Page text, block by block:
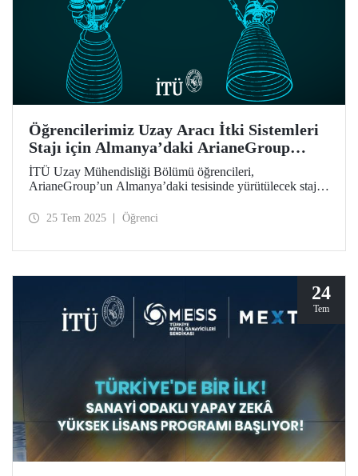
Öğrencilerimiz Uzay Aracı İtki Sistemleri
Stajı için Almanya’daki ArianeGroup
Tesisinde
İTÜ Uzay Mühendisliği Bölümü öğrencileri,
ArianeGroup’un Almanya’daki tesisinde yürütülecek staj
25 Tem 2025 Öğrenci
24
Tem